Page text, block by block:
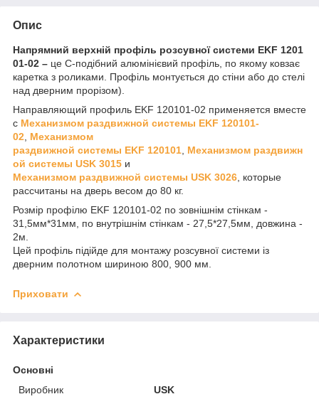
Опис
Напрямний верхній профіль розсувної системи EKF 1201
01-02 – це С-подібний алюмінієвий профіль, по якому ковзає
каретка з роликами. Профіль монтується до стіни або до стелі
над дверним прорізом).
Направляющий профиль EKF 120101-02 применяется вместе
с Механизмом раздвижной системы EKF 120101-
02 Механизмом
раздвижной системы EKF 120101 Механизмом раздвижн
ой системы USK 3015 и
Механизмом раздвижной системы USK 3026 , которые
рассчитаны на дверь весом до 80 кг.
Розмір профілю EKF 120101-02 по зовнішнім стінкам -
31,5мм*31мм, по внутрішнім стінкам - 27,5*27,5мм, довжина -
2м.
Цей профіль підійде для монтажу розсувної системи із
дверним полотном шириною 800, 900 мм.
Приховати
Характеристики
Основні
Виробник
USK